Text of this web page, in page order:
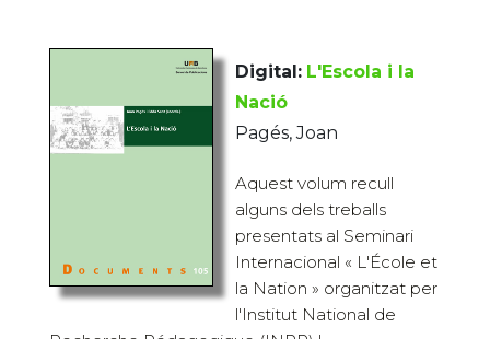
Digital: L'Escola i la
Nació
Pagés, Joan
Aquest volum recull
alguns dels treballs
presentats al Seminari
Internacional « L'École et
la Nation » organitzat per
l'Institut National de